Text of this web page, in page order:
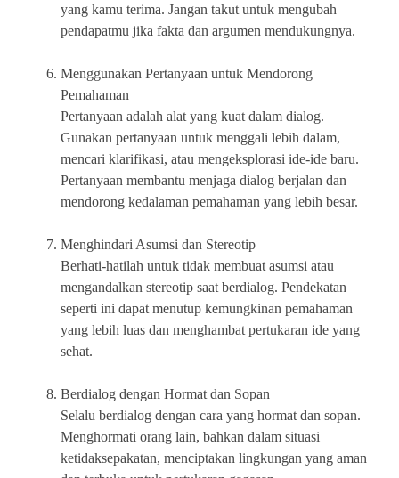
yang kamu terima. Jangan takut untuk mengubah
pendapatmu jika fakta dan argumen mendukungnya.
Menggunakan Pertanyaan untuk Mendorong
Pemahaman
Pertanyaan adalah alat yang kuat dalam dialog.
Gunakan pertanyaan untuk menggali lebih dalam,
mencari klarifikasi, atau mengeksplorasi ide-ide baru.
Pertanyaan membantu menjaga dialog berjalan dan
mendorong kedalaman pemahaman yang lebih besar.
Menghindari Asumsi dan Stereotip
Berhati-hatilah untuk tidak membuat asumsi atau
mengandalkan stereotip saat berdialog. Pendekatan
seperti ini dapat menutup kemungkinan pemahaman
yang lebih luas dan menghambat pertukaran ide yang
sehat.
Berdialog dengan Hormat dan Sopan
Selalu berdialog dengan cara yang hormat dan sopan.
Menghormati orang lain, bahkan dalam situasi
ketidaksepakatan, menciptakan lingkungan yang aman